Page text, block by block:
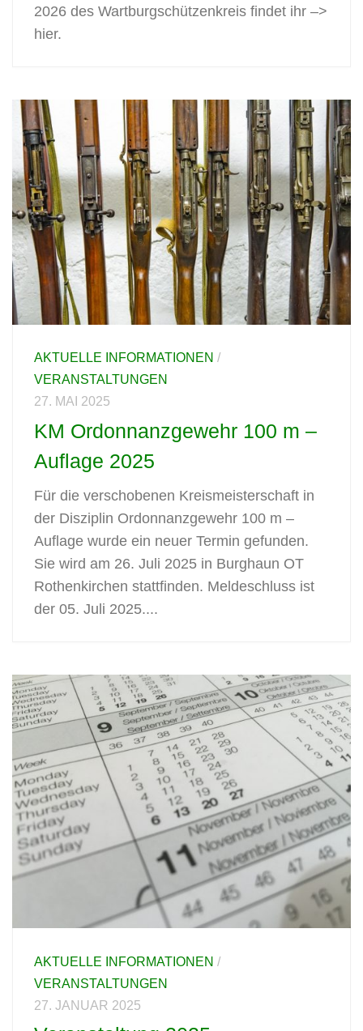
2026 des Wartburgschützenkreis findet ihr –>
hier.
AKTUELLE INFORMATIONEN /
VERANSTALTUNGEN
27. MAI 2025
KM Ordonnanzgewehr 100 m –
Auflage 2025
Für die verschobenen Kreismeisterschaft in
der Disziplin Ordonnanzgewehr 100 m –
Auflage wurde ein neuer Termin gefunden.
Sie wird am 26. Juli 2025 in Burghaun OT
Rothenkirchen stattfinden. Meldeschluss ist
der 05. Juli 2025....
AKTUELLE INFORMATIONEN /
VERANSTALTUNGEN
27. JANUAR 2025